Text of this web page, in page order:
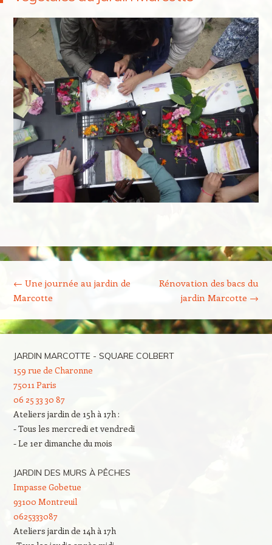
← Une journée au jardin de
Marcotte
Rénovation des bacs du
jardin Marcotte →
JARDIN MARCOTTE - SQUARE COLBERT
159 rue de Charonne
75011 Paris
06 25 33 30 87
Ateliers jardin de 15h à 17h :
- Tous les mercredi et vendredi
- Le 1er dimanche du mois
JARDIN DES MURS À PÊCHES
Impasse Gobetue
93100 Montreuil
0625333087
Ateliers jardin de 14h à 17h